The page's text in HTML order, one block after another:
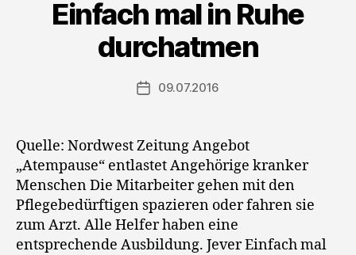
Einfach mal in Ruhe
durchatmen
Veröffentlichungsdatum
09.07.2016
Quelle: Nordwest Zeitung Angebot
„Atempause“ entlastet Angehörige kranker
Menschen Die Mitarbeiter gehen mit den
Pflegebedürftigen spazieren oder fahren sie
zum Arzt. Alle Helfer haben eine
entsprechende Ausbildung. Jever Einfach mal